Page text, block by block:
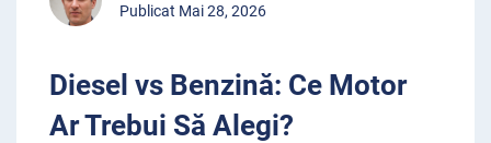
Publicat Mai 28, 2026
Diesel vs Benzină: Ce Motor
Ar Trebui Să Alegi?